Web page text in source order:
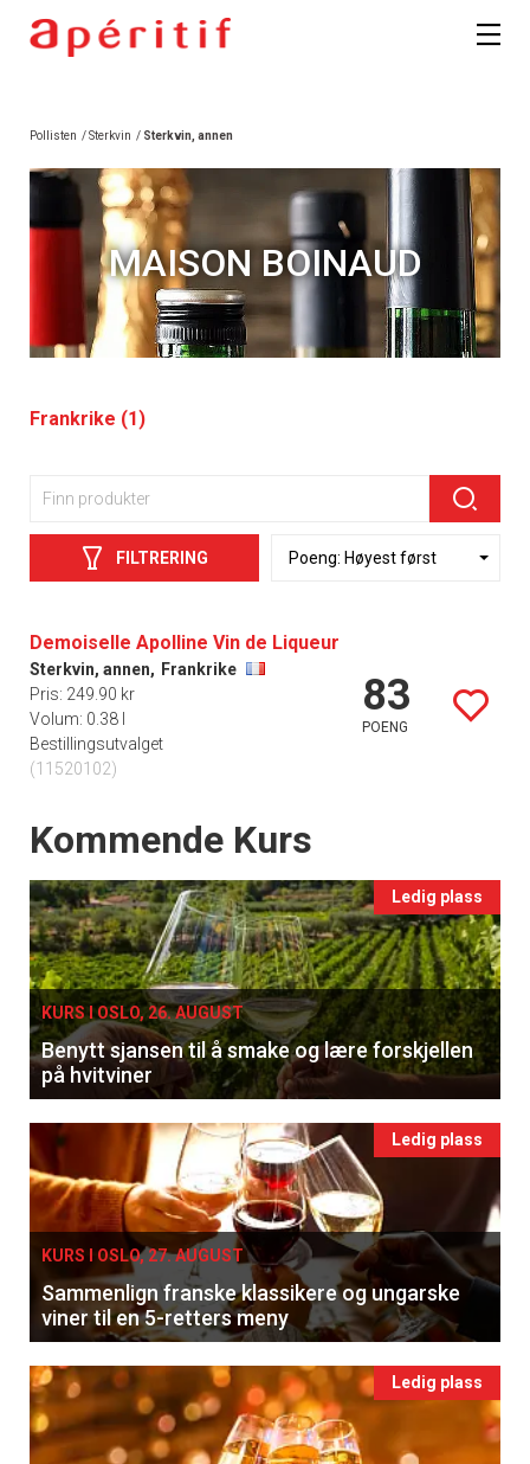
Pollisten /Sterkvin / Sterkvin, annen
MAISON BOINAUD
Frankrike (1)
FILTRERING
Demoiselle Apolline Vin de Liqueur
Sterkvin, annen, Frankrike
Pris: 249.90 kr
Volum: 0.38 l
Bestillingsutvalget
(11520102)
83
POENG
Events
Kommende Kurs
Ledig plass
KURS I OSLO, 26. AUGUST
Benytt sjansen til å smake og lære forskjellen
på hvitviner
Ledig plass
KURS I OSLO, 27. AUGUST
Sammenlign franske klassikere og ungarske
viner til en 5-retters meny
Ledig plass